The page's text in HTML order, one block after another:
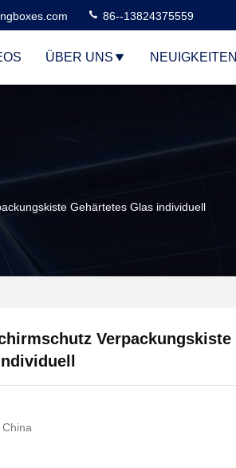
86--13824375559
ÜBER UNS NEUIGKEITEN
Gehärtetes Glas individuell
Verpackungskiste